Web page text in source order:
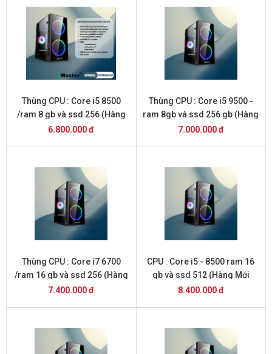
Thùng CPU : Core i5 8500
/ram 8 gb và ssd 256 (Hàng
Mới 2026 )
6.800.000 đ
Thùng CPU : Core i5 9500 -
ram 8gb và ssd 256 gb (Hàng
Mới 2026 )
7.000.000 đ
Thùng CPU : Core i7 6700
/ram 16 gb và ssd 256 (Hàng
Mới 2026 )
7.400.000 đ
CPU : Core i5 - 8500 ram 16
gb và ssd 512 (Hàng Mới
2026 )
8.400.000 đ